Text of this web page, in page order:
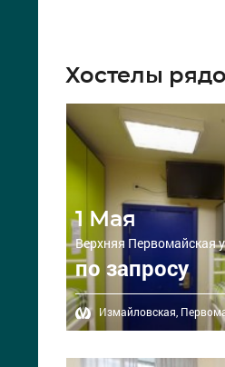
Хостелы
1 Мая
Верхняя Первомайская
по запросу
Измайловская,